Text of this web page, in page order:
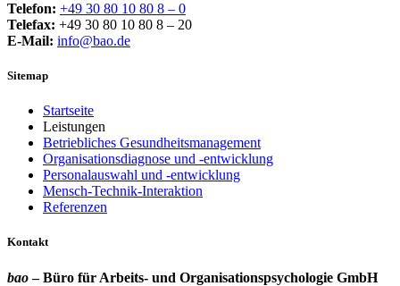
Telefon: +49 30 80 10 80 8 – 0
Telefax: +49 30 80 10 80 8 – 20
E-Mail: info@bao.de
Sitemap
Startseite
Leistungen
Betriebliches Gesundheitsmanagement
Organisationsdiagnose und -entwicklung
Personalauswahl und -entwicklung
Mensch-Technik-Interaktion
Referenzen
Kontakt
bao– Büro für Arbeits- und Organisationspsychologie GmbH